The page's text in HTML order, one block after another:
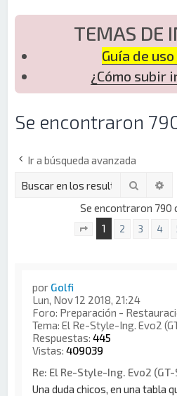
TEMAS DE
Guía de
¿Cómo subir
Se encontraron
Ir a búsqueda avanzada
Buscar
Se encontraron 790
Página1 de
1 2 3 4
por Golfi
Lun, Nov 12 2018, 21:24
Foro: Preparación -
Tema:El Re-Style-Ing. Evo2
Respuestas:445
Vistas:409039
Re: El Re-Style-Ing. Evo2
Una duda chicos, en una tabla